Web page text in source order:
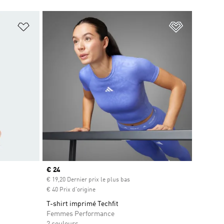
Ajouter à la Liste de produits favoris
Prix actuel
€ 24
€ 19,20 Dernier prix le plus bas
€ 40 Prix d'origine
T-shirt imprimé Techfit
Femmes Performance